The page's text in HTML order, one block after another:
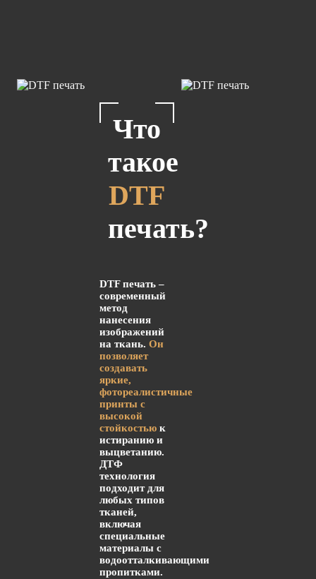
Что
такое
DTF
печать?
DTF печать –
современный
метод
нанесения
изображений
на ткань. Он
позволяет
создавать
яркие,
фотореалистичные
принты с
высокой
стойкостьюк
истиранию и
выцветанию.
ДТФ
технология
подходит для
любых типов
тканей,
включая
специальные
материалы с
водоотталкивающими
пропитками.